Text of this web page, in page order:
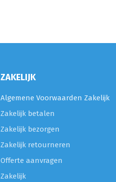
ZAKELIJK
Algemene Voorwaarden Zakelijk
Zakelijk betalen
Zakelijk bezorgen
Zakelijk retourneren
Offerte aanvragen
Zakelijk